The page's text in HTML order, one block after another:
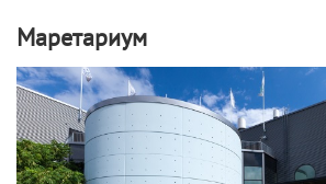
Маретариум